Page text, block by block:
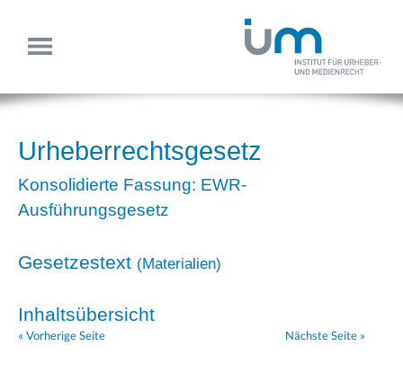
Urheberrechtsgesetz
Konsolidierte Fassung: EWR-
Ausführungsgesetz
Gesetzestext (Materialien)
Inhaltsübersicht
« Vorherige Seite Nächste Seite »